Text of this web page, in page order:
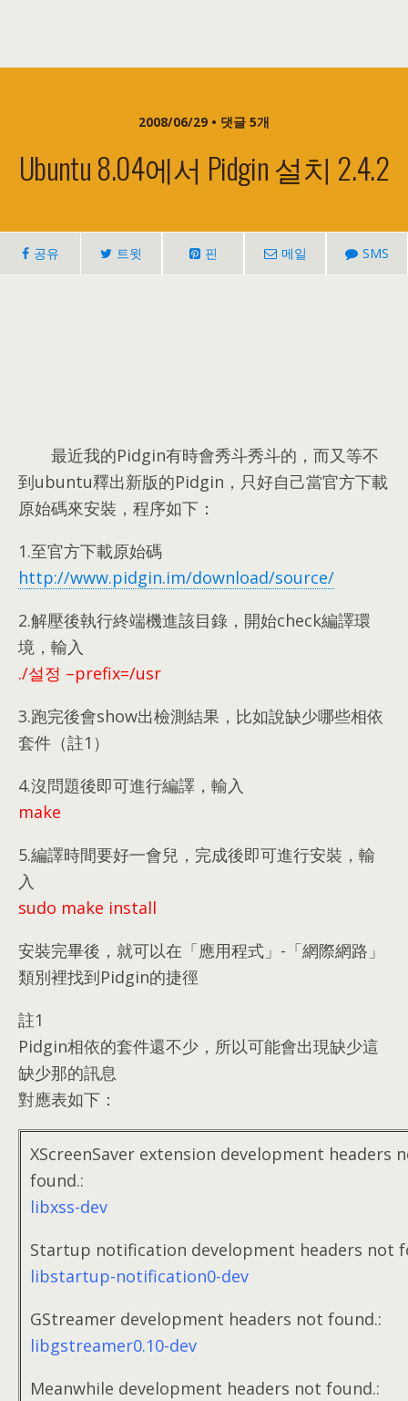
2008/06/29 • 댓글 5개
Ubuntu 8.04에서 Pidgin 설치 2.4.2
공유 트윗 핀 메일 SMS
最近我的Pidgin有時會秀斗秀斗的 ， 而又等不
到ubuntu釋出新版的Pidgin ， 只好自己當官方下載
原始碼來安裝 ， 程序如下 ：
1.至官方下載原始碼
http://www.pidgin.im/download/source/
2.解壓後執行終端機進該目錄 ， 開始check編譯環
境 ， 輸入
./설정 –prefix=/usr
3.跑完後會show出檢測結果 ， 比如說缺少哪些相依
套件（註1）
4.沒問題後即可進行編譯 ， 輸入
make
5.編譯時間要好一會兒 ， 完成後即可進行安裝 ， 輸
入
sudo make install
安裝完畢後 ， 就可以在「應用程式」-「網際網路」
類別裡找到Pidgin的捷徑
註1
Pidgin相依的套件還不少 ， 所以可能會出現缺少這
缺少那的訊息
對應表如下 ：
XScreenSaver extension development headers
found.:
libxss-dev
Startup notification development headers not
libstartup-notification0-dev
GStreamer development headers not found.:
libgstreamer0.10-dev
Meanwhile development headers not found.: